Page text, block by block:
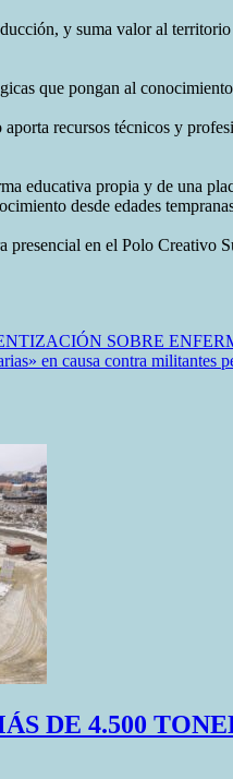
y suma valor al
que pongan al
recursos técnicos y
educativa propia y de una
desde edades
presencial en el Polo
SOBRE
en causa contra militantes
DE 4.500